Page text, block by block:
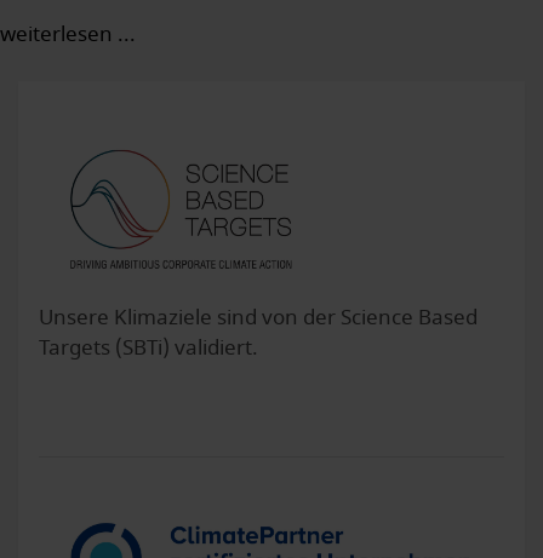
weiterlesen ...
Unsere Klimaziele sind von der Science Based
Targets (SBTi) validiert.